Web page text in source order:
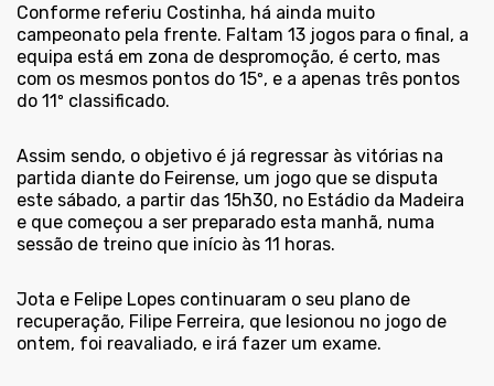
Conforme referiu Costinha, há ainda muito
campeonato pela frente. Faltam 13 jogos para o final, a
equipa está em zona de despromoção, é certo, mas
com os mesmos pontos do 15º, e a apenas três pontos
do 11º classificado.
Assim sendo, o objetivo é já regressar às vitórias na
partida diante do Feirense, um jogo que se disputa
este sábado, a partir das 15h30, no Estádio da Madeira
e que começou a ser preparado esta manhã, numa
sessão de treino que início às 11 horas.
Jota e Felipe Lopes continuaram o seu plano de
recuperação, Filipe Ferreira, que lesionou no jogo de
ontem, foi reavaliado, e irá fazer um exame.